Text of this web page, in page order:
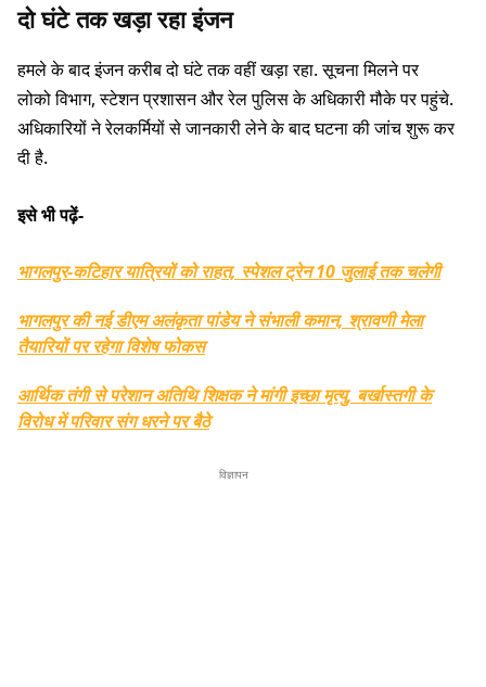
दो घंटे तक खड़ा रहा इंजन
हमले के बाद इंजन करीब दो घंटे तक वहीं खड़ा रहा. सूचना मिलने पर
लोको विभाग, स्टेशन प्रशासन और रेल पुलिस के अधिकारी मौके पर पहुंचे.
अधिकारियों ने रेलकर्मियों से जानकारी लेने के बाद घटना की जांच शुरू कर
दी है.
इसे भी पढ़ें-
भागलपुर-कटिहार यात्रियों को राहत, स्पेशल ट्रेन 10 जुलाई तक चलेगी
भागलपुर की नई डीएम अलंकृता पांडेय ने संभाली कमान, श्रावणी मेला
तैयारियों पर रहेगा विशेष फोकस
आर्थिक तंगी से परेशान अतिथि शिक्षक ने मांगी इच्छा मृत्यु, बर्खास्तगी के
विरोध में परिवार संग धरने पर बैठे
विज्ञापन